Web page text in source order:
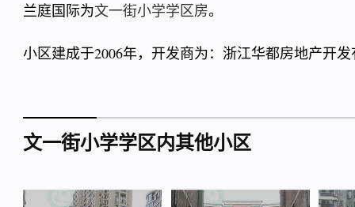
兰庭国际为文一街小学学区房。
小区建成于2006年，开发商为：浙江华都房地产开
文一街小学学区内其他小区